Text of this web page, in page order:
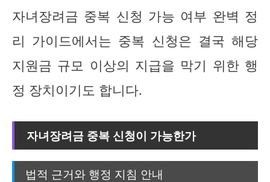
자녀장려금 중복 신청 가능 여부 완벽 정
리 가이드에서는 중복 신청은 결국 해당
지원금 규모 이상의 지급을 막기 위한 행
정 장치이기도 합니다.
자녀장려금 중복 신청이 가능한가
법적 근거와 행정 지침 안내